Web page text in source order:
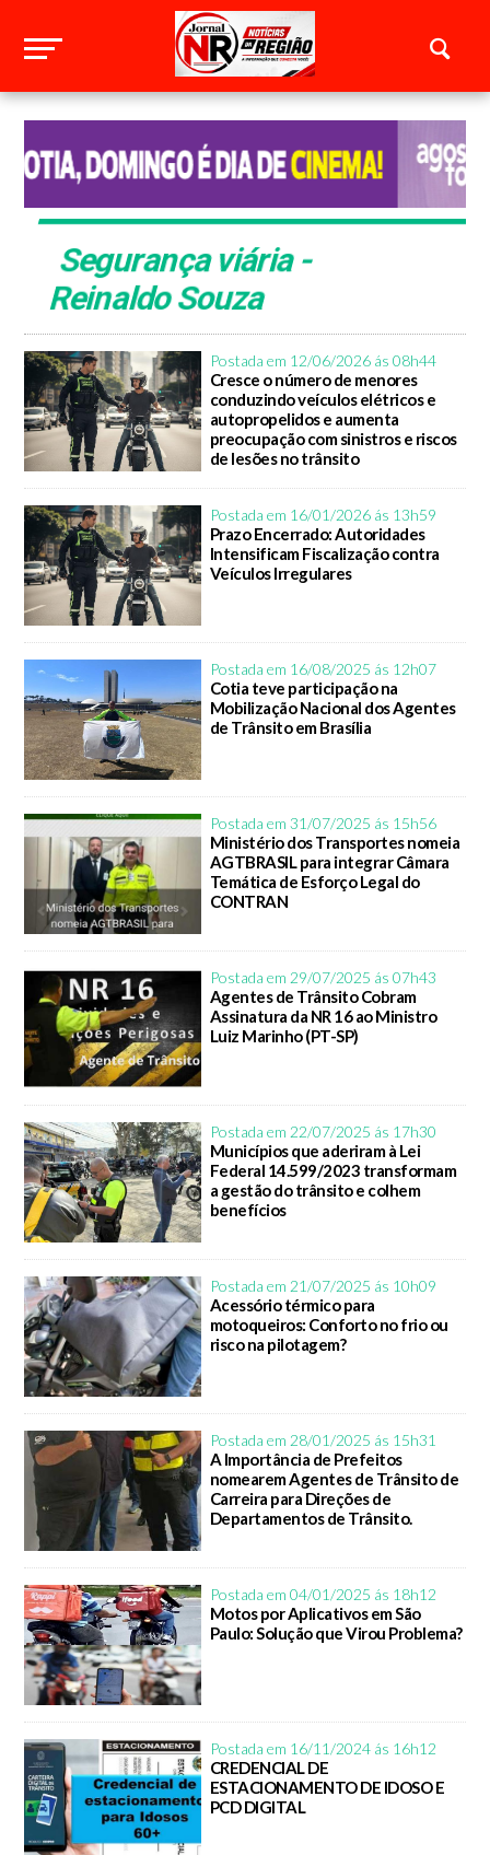
Segurança viária -
Reinaldo Souza
Postada em 12/06/2026 ás 08h44
Cresce o número de menores
conduzindo veículos elétricos e
autopropelidos e aumenta
preocupação com sinistros e riscos
de lesões no trânsito
Postada em 16/01/2026 ás 13h59
Prazo Encerrado: Autoridades
Intensificam Fiscalização contra
Veículos Irregulares
Postada em 16/08/2025 ás 12h07
Cotia teve participação na
Mobilização Nacional dos Agentes
de Trânsito em Brasília
Postada em 31/07/2025 ás 15h56
Ministério dos Transportes nomeia
AGTBRASIL para integrar Câmara
Temática de Esforço Legal do
CONTRAN
Postada em 29/07/2025 ás 07h43
Agentes de Trânsito Cobram
Assinatura da NR 16 ao Ministro
Luiz Marinho (PT-SP)
Postada em 22/07/2025 ás 17h30
Municípios que aderiram à Lei
Federal 14.599/2023 transformam
a gestão do trânsito e colhem
benefícios
Postada em 21/07/2025 ás 10h09
Acessório térmico para
motoqueiros: Conforto no frio ou
risco na pilotagem?
Postada em 28/01/2025 ás 15h31
A Importância de Prefeitos
nomearem Agentes de Trânsito de
Carreira para Direções de
Departamentos de Trânsito.
Postada em 04/01/2025 ás 18h12
Motos por Aplicativos em São
Paulo: Solução que Virou Problema?
Postada em 16/11/2024 ás 16h12
CREDENCIAL DE
ESTACIONAMENTO DE IDOSO E
PCD DIGITAL